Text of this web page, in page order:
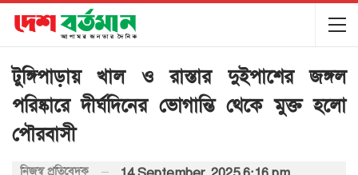
টুঙ্গিপাড়ায় খাল ও রাস্তার দুইপাশের জঙ্গল
পরিষ্কারে দীর্ঘদিনের ভোগান্তি থেকে মুক্ত হলো
প‍ৌরবাসী
নিজস্ব প্রতিবেদক